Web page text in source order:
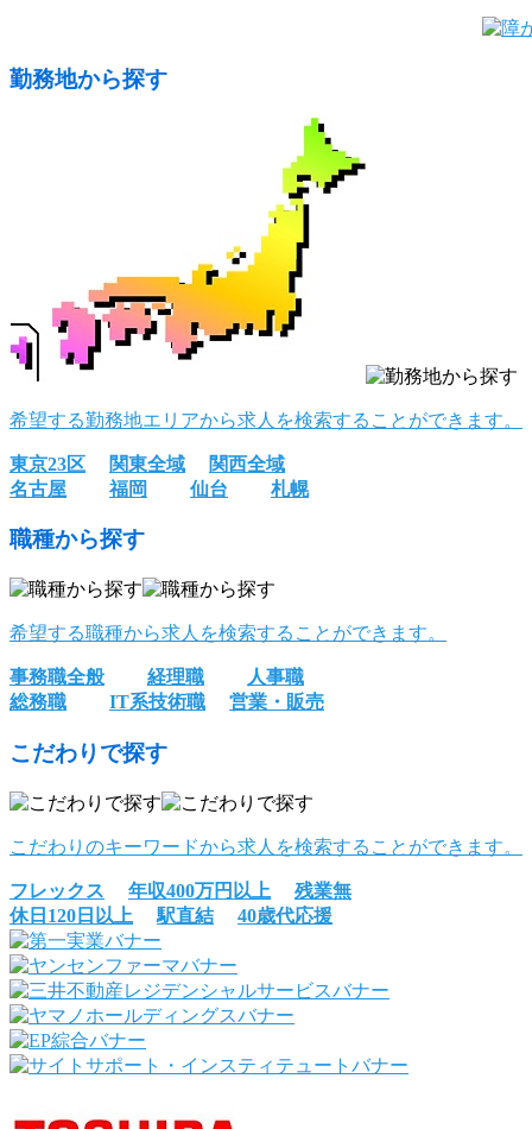
勤務地から探す
希望する勤務地エリアから求人を検索することができます。
東京23区 関東全域
関西全域
名古屋
福岡 仙台 札幌
職種から探す
希望する職種から求人を検索することができます。
事務職全般 経理職
人事職
総務職
IT系技術職 営業・販売
こだわりで探す
こだわりのキーワードから求人を検索することができます。
フレックス 年収400万円以上
残業無
休日120日以上
駅直結 40歳代応援